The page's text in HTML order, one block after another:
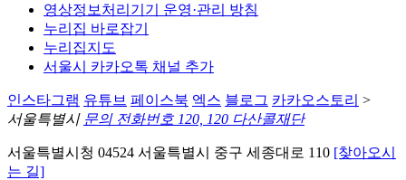
영상정보처리기기 운영·관리 방침
누리집 바로잡기
누리집지도
서울시 카카오톡 채널 추가
인스타그램 유튜브 페이스북 엑스 블로그 카카오스토리 >
서울특별시 문의 전화번호 120, 120 다산콜재단
서울특별시청 04524 서울특별시 중구 세종대로 110 [찾아오시
는 길]